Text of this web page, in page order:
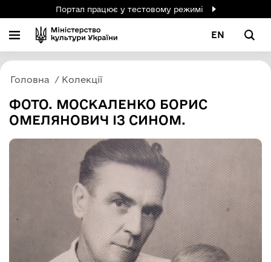
Портал працює у тестовому режимі
EN
Головна Колекції
ФОТО. МОСКАЛЕНКО БОРИС
ОМЕЛЯНОВИЧ ІЗ СИНОМ.